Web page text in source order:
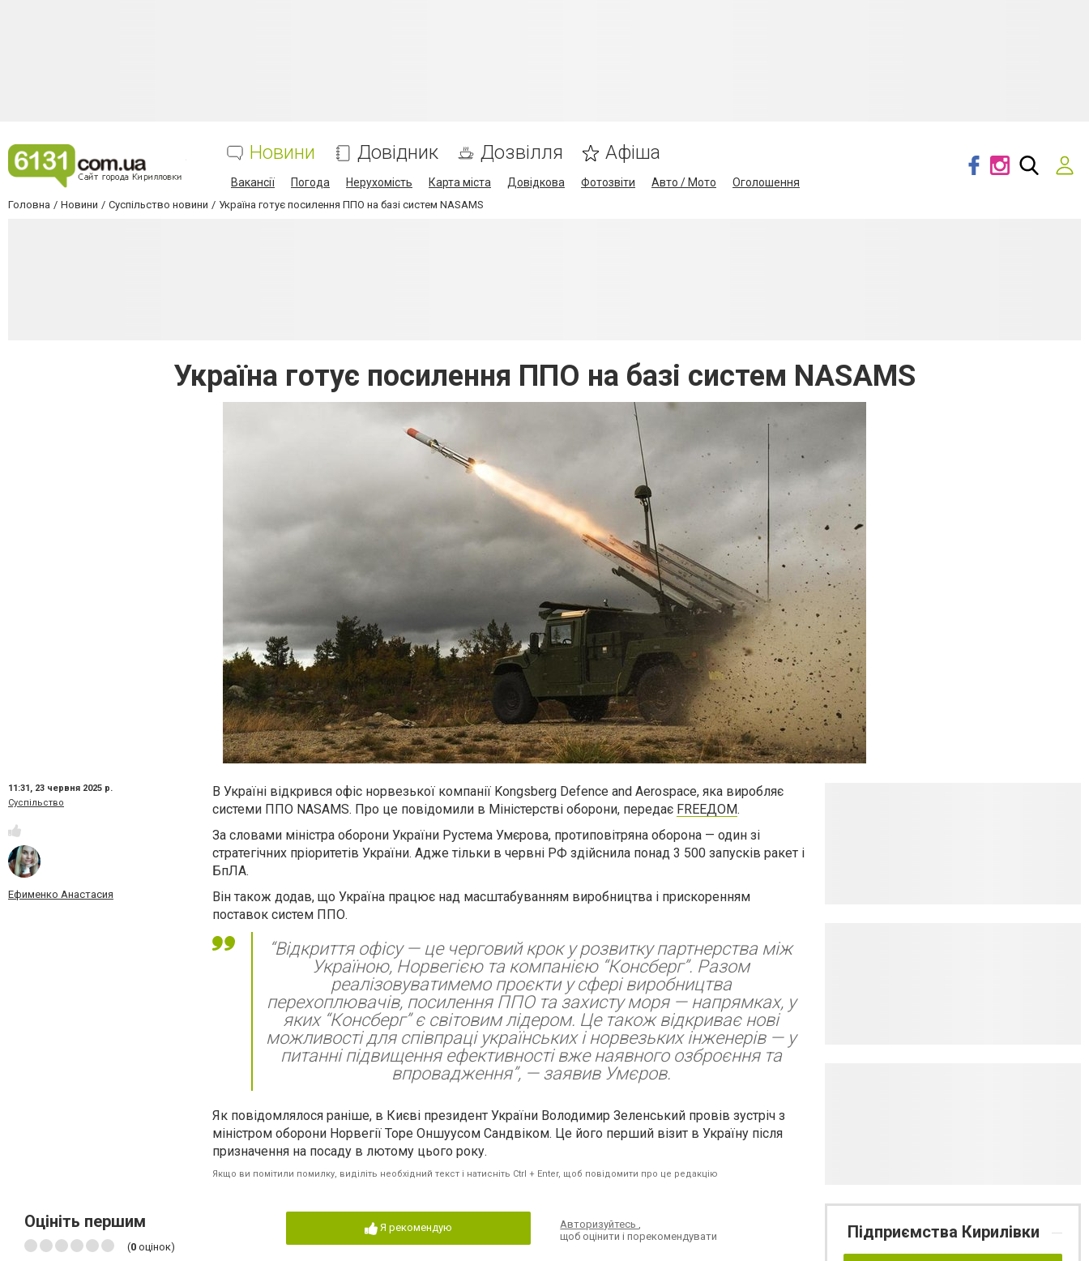
Новини Довідник Дозвілля Афіша
Вакансії Погода Нерухомість Карта міста Довідкова Фотозвіти Авто / Мото Оголошення
Головна Новини Суспільство новини Україна готує посилення ППО на базі систем NASAMS
Україна готує посилення ППО на базі систем NASAMS
11:31, 23 червня 2025 р.
Суспільство
Ефименко Анастасия
В Україні відкрився офіс норвезької компанії Kongsberg Defence and Aerospace, яка виробляє
системи ППО NASAMS. Про це повідомили в Міністерстві оборони, передає FREEДOM.
За словами міністра оборони України Рустема Умєрова, протиповітряна оборона — один зі
стратегічних пріоритетів України. Адже тільки в червні РФ здійснила понад 3 500 запусків ракет і
БпЛА.
Він також додав, що Україна працює над масштабуванням виробництва і прискоренням
поставок систем ППО.
“Відкриття офісу — це черговий крок у розвитку партнерства між
Україною, Норвегією та компанією “Консберг”. Разом
реалізовуватимемо проєкти у сфері виробництва
перехоплювачів, посилення ППО та захисту моря — напрямках, у
яких “Консберг” є світовим лідером. Це також відкриває нові
можливості для співпраці українських і норвезьких інженерів — у
питанні підвищення ефективності вже наявного озброєння та
впровадження”, — заявив Умєров.
Як повідомлялося раніше, в Києві президент України Володимир Зеленський провів зустріч з
міністром оборони Норвегії Торе Оншуусом Сандвіком. Це його перший візит в Україну після
призначення на посаду в лютому цього року.
Якщо ви помітили помилку, виділіть необхідний текст і натисніть Ctrl + Enter, щоб повідомити про це редакцію
Оцініть першим
(0 оцінок)
Я рекомендую Авторизуйтесь,
щоб оцінити і порекомендувати
Підприємства Кирилівки